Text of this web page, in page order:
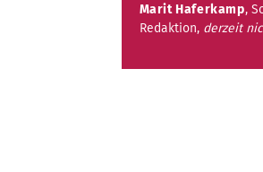
Marit Haferkamp,
Redaktion, derzeit